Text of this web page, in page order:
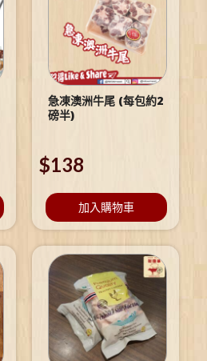
急凍澳洲牛尾 (每包約2
磅半)
$138
加入購物車